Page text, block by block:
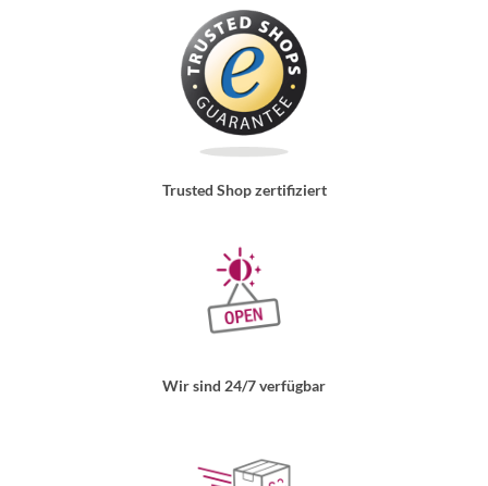
Trusted Shop zertifiziert
Wir sind 24/7 verfügbar